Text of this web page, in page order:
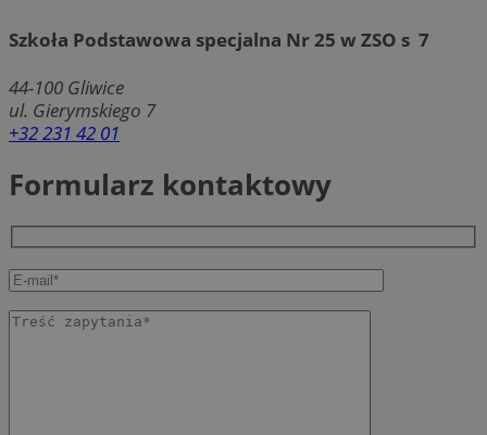
Szkoła Podstawowa specjalna Nr 25 w ZSO s  7
44-100 Gliwice
ul. Gierymskiego 7
+32 231 42 01
Formularz kontaktowy